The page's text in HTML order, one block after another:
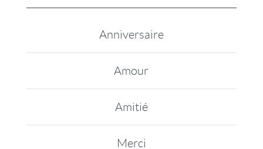
Anniversaire
Amour
Amitié
Merci